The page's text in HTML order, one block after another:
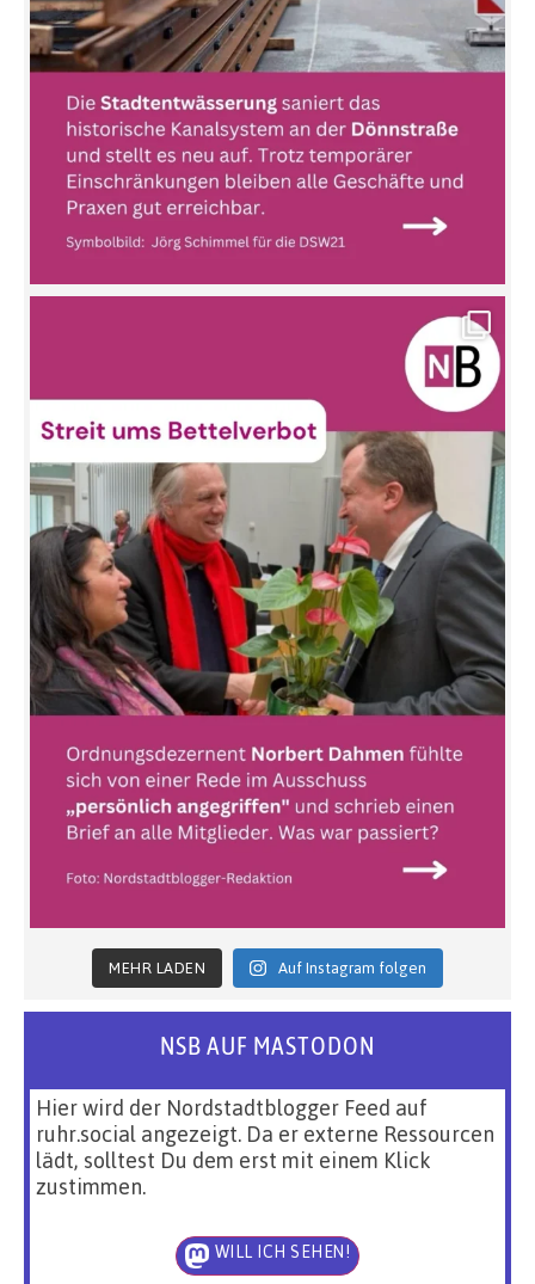
MEHR LADEN Auf Instagram folgen
NSB AUF MASTODON
Hier wird der Nordstadtblogger Feed auf
ruhr.social angezeigt. Da er externe Ressourcen
lädt, solltest Du dem erst mit einem Klick
zustimmen.
WILL ICH SEHEN!